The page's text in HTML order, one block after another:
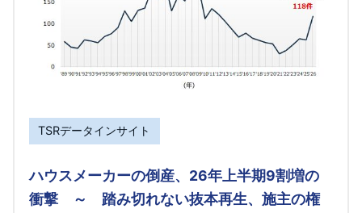
TSRデータインサイト
ハウスメーカーの倒産、26年上半期9割増の
衝撃 ～ 踏み切れない抜本再生、施主の権